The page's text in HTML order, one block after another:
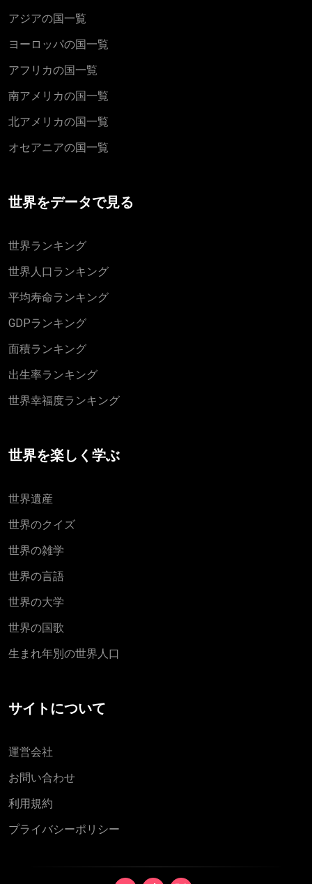
アジアの国一覧
ヨーロッパの国一覧
アフリカの国一覧
南アメリカの国一覧
北アメリカの国一覧
オセアニアの国一覧
世界をデータで見る
世界ランキング
世界人口ランキング
平均寿命ランキング
GDPランキング
面積ランキング
出生率ランキング
世界幸福度ランキング
世界を楽しく学ぶ
世界遺産
世界のクイズ
世界の雑学
世界の言語
世界の大学
世界の国歌
生まれ年別の世界人口
サイトについて
運営会社
お問い合わせ
利用規約
プライバシーポリシー